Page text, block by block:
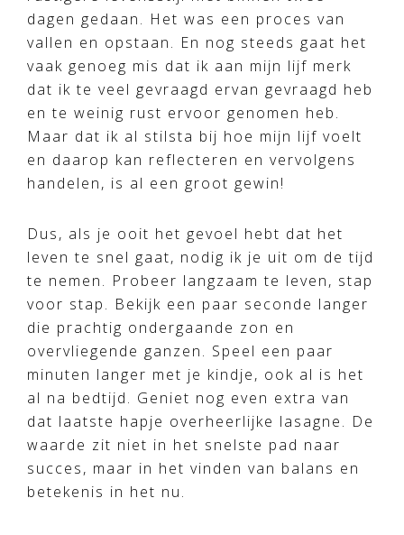
dagen gedaan. Het was een proces van
vallen en opstaan. En nog steeds gaat het
vaak genoeg mis dat ik aan mijn lijf merk
dat ik te veel gevraagd ervan gevraagd heb
en te weinig rust ervoor genomen heb.
Maar dat ik al stilsta bij hoe mijn lijf voelt
en daarop kan reflecteren en vervolgens
handelen, is al een groot gewin!
Dus, als je ooit het gevoel hebt dat het
leven te snel gaat, nodig ik je uit om de tijd
te nemen. Probeer langzaam te leven, stap
voor stap. Bekijk een paar seconde langer
die prachtig ondergaande zon en
overvliegende ganzen. Speel een paar
minuten langer met je kindje, ook al is het
al na bedtijd. Geniet nog even extra van
dat laatste hapje overheerlijke lasagne. De
waarde zit niet in het snelste pad naar
succes, maar in het vinden van balans en
betekenis in het nu.